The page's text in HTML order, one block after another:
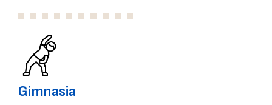
Gimnasia